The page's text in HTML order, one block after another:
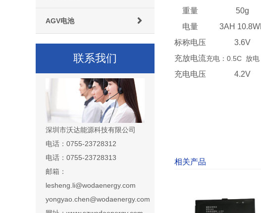
AGV电池
联系我们
深圳市沃达能源科技有限公司
电话：0755-23728312
电话：0755-23728313
邮箱：
lesheng.li@wodaenergy.com
yongyao.chen@wodaenergy.com
重量
50g
电量
3AH
标称电压
3.6V
充放电流充电：0.5C 放电
充电电压 4.2V
相关产品